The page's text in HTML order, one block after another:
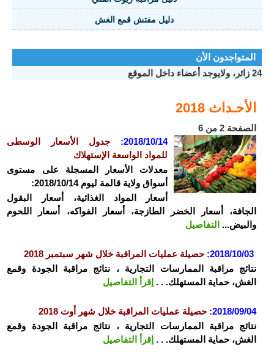
دليل مفتش قمع الغش
المتواجدون الأن
24 زائر، ولايوجد أعضاء داخل الموقع
الأحـداث 2018
الصفحة 2 من 6
2018/10/14:
جدول الأسعار الوسطى
للمواد الواسعة الإستهلاك
معدلات الأسعار المسجلة على مستوى
أسواق ولاية قالمة ليوم 2018/10/14:
أسعار المواد الغذائية، أسعار البقول
الجافة، أسعار الخضر الطازجة، أسعار الفواكه، أسعار اللحوم
والبيض... التفاصيل
2018/10/03
: حصيلة عمليات المراقبة خلال شهر سبتمبر 2018
نتائج مراقبة الممارسات التجارية ، نتائج مراقبة الجودة وقمع
الغش، حماية المستهلك. . . إقرأ التفاصيل
2018/09/04
: حصيلة عمليات المراقبة خلال شهر أوت 2018
نتائج مراقبة الممارسات التجارية ، نتائج مراقبة الجودة وقمع
الغش، حماية المستهلك. . . إقرأ التفاصيل